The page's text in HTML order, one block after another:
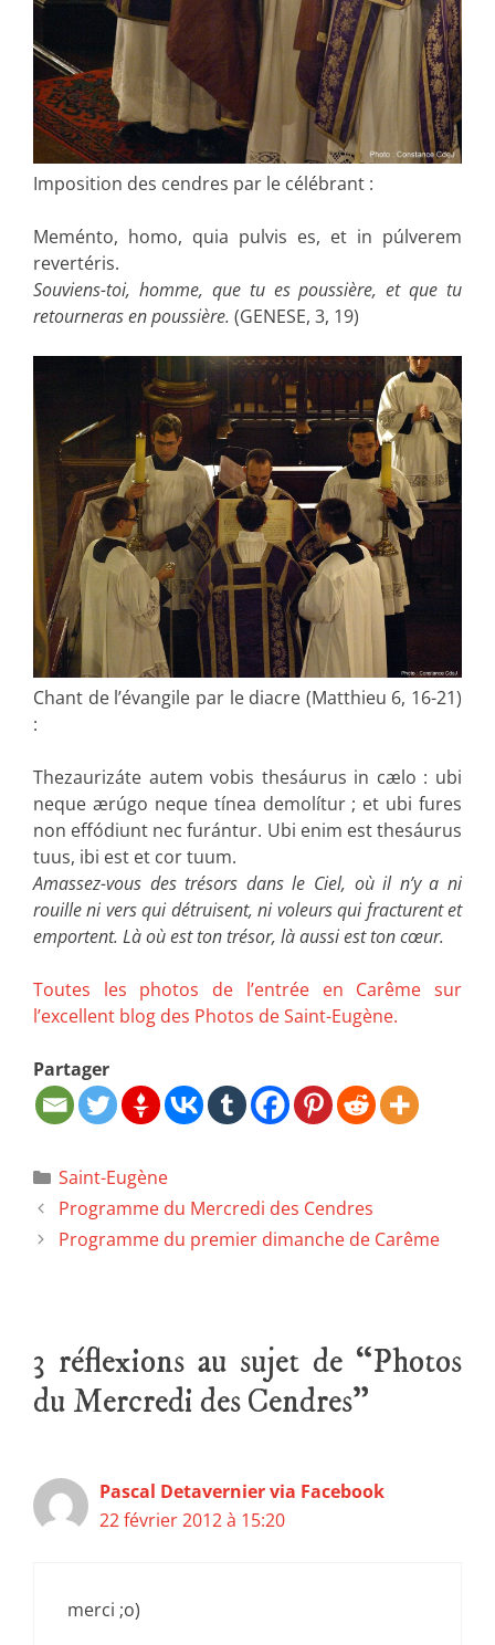
Imposition des cendres par le célébrant :
Meménto, homo, quia pulvis es, et in púlverem
revertéris.
Souviens-toi, homme, que tu es poussière, et que tu
retourneras en poussière. (GENESE, 3, 19)
Chant de l’évangile par le diacre (Matthieu 6, 16-21)
:
Thezaurizáte autem vobis thesáurus in cælo : ubi
neque ærúgo neque tínea demolítur ; et ubi fures
non effódiunt nec furántur. Ubi enim est thesáurus
tuus, ibi est et cor tuum.
Amassez-vous des trésors dans le Ciel, où il n’y a ni
rouille ni vers qui détruisent, ni voleurs qui fracturent et
emportent. Là où est ton trésor, là aussi est ton cœur.
Toutes les photos de l’entrée en Carême sur
l’excellent blog des Photos de Saint-Eugène.
Partager
Saint-Eugène
Programme du Mercredi des Cendres
Programme du premier dimanche de Carême
3 réflexions au sujet de “Photos
du Mercredi des Cendres”
Pascal Detavernier via Facebook
22 février 2012 à 15:20
merci ;o)